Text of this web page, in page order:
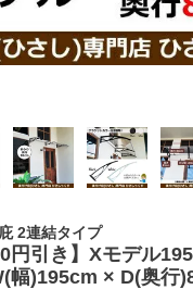
2連結タイプ
円引き】Xモデル
)195cm × D(奥行